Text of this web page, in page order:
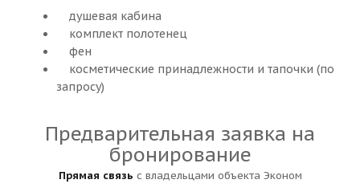
душевая кабина
комплект полотенец
фен
косметические принадлежности и тапочки (по
запросу)
Предварительная заявка на
бронирование
Прямая связь с владельцами объекта Эконом